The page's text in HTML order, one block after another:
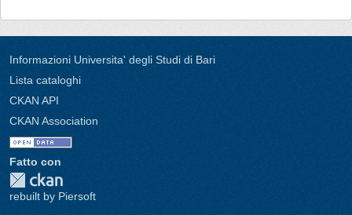
Informazioni Universita' degli Studi di Bari
Lista cataloghi
CKAN API
CKAN Association
Fatto con
rebuilt by Piersoft